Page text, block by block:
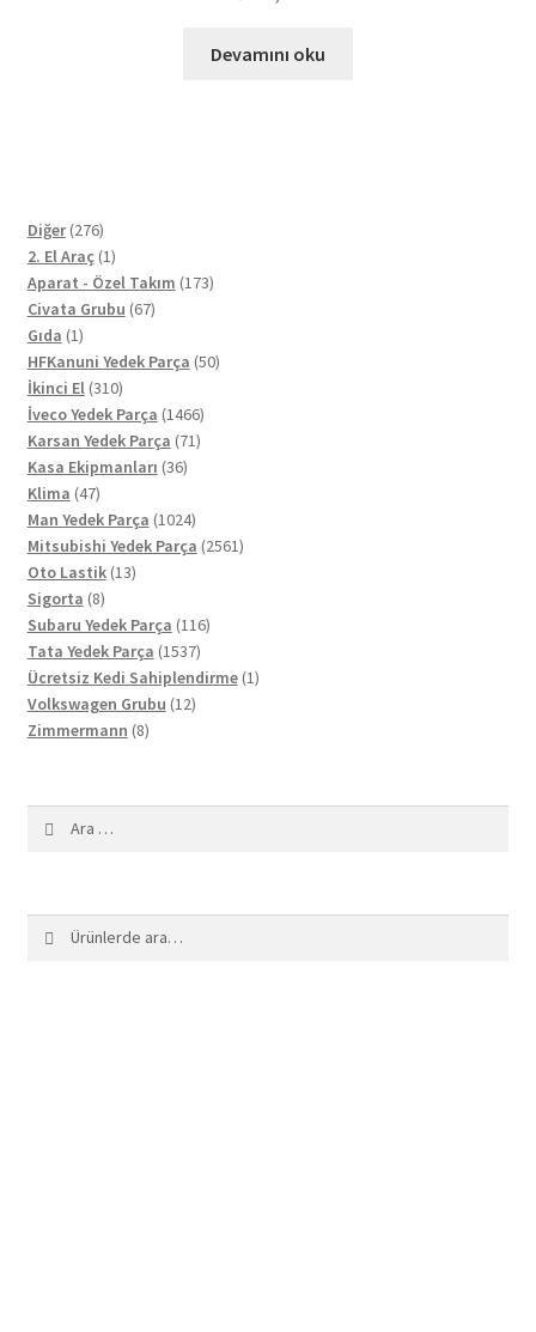
Devamını oku
Diğer 276276
ürün
2. El Araç 11
ürün
Aparat - Özel Takım 173173
Civata Grubu 6767
Gıda 11
ürün
HFKanuni Yedek Parça 5050
İkinci El 310310
ürün
İveco Yedek Parça 14661466
ürün
Karsan Yedek Parça 7171
Kasa Ekipmanları 3636
Klima 4747
ürün
Man Yedek Parça 10241024
ürün
Mitsubishi Yedek Parça 25612561
Oto Lastik 1313
Sigorta 88
ürün
Subaru Yedek Parça 116116
Tata Yedek Parça 15371537
ürün
Ücretsiz Kedi Sahiplendirme 11
Volkswagen Grubu 1212
Zimmermann 88